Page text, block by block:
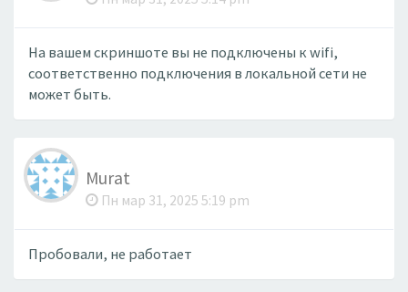
На вашем скриншоте вы не подключены к wifi,
соответственно подключения в локальной сети не
может быть.
Murat
Пн мар 31, 2025 5:19 pm
Пробовали, не работает